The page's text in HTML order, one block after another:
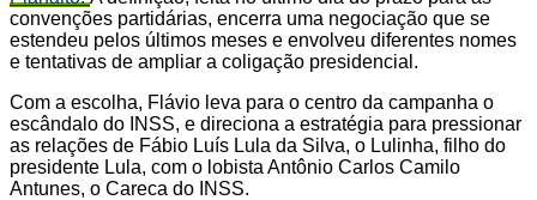
convenções partidárias, encerra uma negociação que se
estendeu pelos últimos meses e envolveu diferentes nomes
e tentativas de ampliar a coligação presidencial.
Com a escolha, Flávio leva para o centro da campanha o
escândalo do INSS, e direciona a estratégia para pressionar
as relações de Fábio Luís Lula da Silva, o Lulinha, filho do
presidente Lula, com o lobista Antônio Carlos Camilo
Antunes, o Careca do INSS.